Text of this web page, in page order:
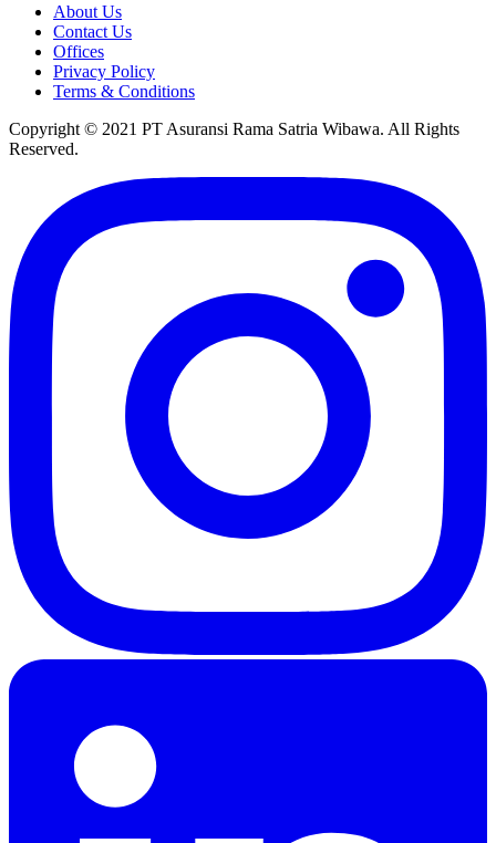
About Us
Contact Us
Offices
Privacy Policy
Terms & Conditions
Copyright © 2021 PT Asuransi Rama Satria Wibawa. All Rights
Reserved.